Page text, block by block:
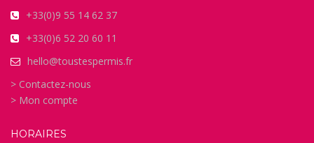
+33(0)9 55 14 62 37
+33(0)6 52 20 60 11
hello@toustespermis.fr
> Contactez-nous
> Mon compte
HORAIRES